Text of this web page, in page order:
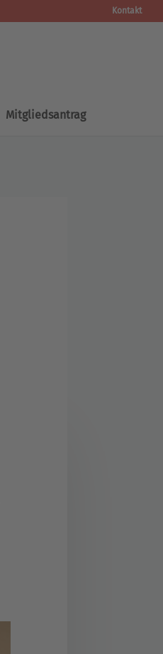
Kontakt
Mitgliedsantrag